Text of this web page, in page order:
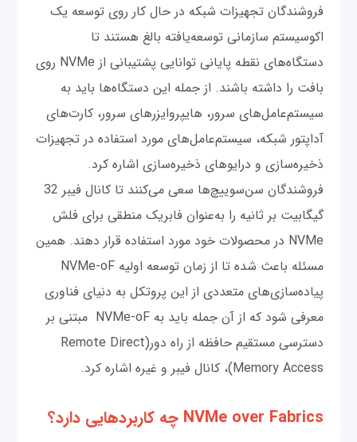
فروشندگان تجهیزات شبکه در حال کار روی توسعه یک
اکوسیستم سازمانی توسعه‌یافته بالغ هستند تا
دستگاه‌های نقطه پایانی توانایی پشتیبانی از NVMe روی
بافت‌ را داشته باشند. از جمله این دستگاه‌ها باید به
سیستم‌عامل‌های سرور، ‌‌هایپروایزرهای سرور، کارت‌های
آداپتور شبکه، سیستم‌عامل‌های مورد استفاده در تجهیزات
ذخیره‌سازی و درایوهای ذخیره‌سازی اشاره کرد.
فروشندگان سن‌سوییچ‌ها سعی می‌کنند تا کانال فیبر 32
گیگابیت بر ثانیه را به‌عنوان فابریک منطقی برای فلش
NVMe در محصولات خود مورد استفاده قرار دهند. همین
مسئله باعث شده تا از زمان توسعه اولیه NVMe-oF
پیاده‌سازی‌های متعددی از این پروتکل به دنیای فناوری
معرفی شود که از آن جمله باید به NVMe-oF مبتنی بر
دسترسی مستقیم حافظه از راه دور(Remote Direct
Memory Access)، کانال فیبر و غیره اشاره کرد.
NVMe over Fabrics چه کاربردهایی دارد؟